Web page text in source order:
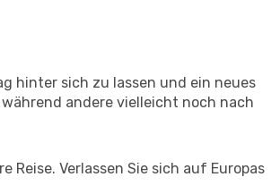
hinter sich zu lassen und ein neues
andere vielleicht noch nach
Reise. Verlassen Sie sich auf Europas